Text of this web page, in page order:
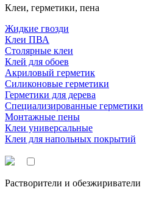
Клеи, герметики, пена
Жидкие гвозди
Клеи ПВА
Столярные клеи
Клей для обоев
Акриловый герметик
Силиконовые герметики
Герметики для дерева
Специализированные герметики
Монтажные пены
Клеи универсальные
Клеи для напольных покрытий
Растворители и обезжириватели